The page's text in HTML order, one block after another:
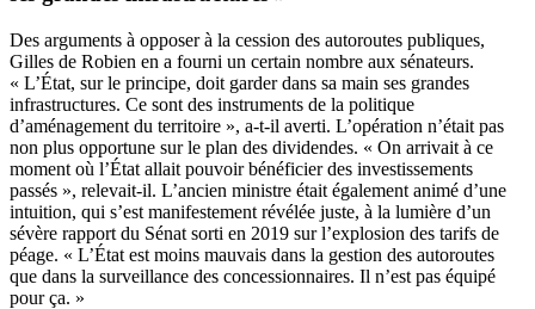
Des arguments à opposer à la cession des autoroutes publiques,
Gilles de Robien en a fourni un certain nombre aux sénateurs.
« L’État, sur le principe, doit garder dans sa main ses grandes
infrastructures. Ce sont des instruments de la politique
d’aménagement du territoire », a-t-il averti. L’opération n’était pas
non plus opportune sur le plan des dividendes. « On arrivait à ce
moment où l’État allait pouvoir bénéficier des investissements
passés », relevait-il. L’ancien ministre était également animé d’une
intuition, qui s’est manifestement révélée juste, à la lumière d’un
sévère rapport du Sénat sorti en 2019 sur l’explosion des tarifs de
péage. « L’État est moins mauvais dans la gestion des autoroutes
que dans la surveillance des concessionnaires. Il n’est pas équipé
pour ça. »